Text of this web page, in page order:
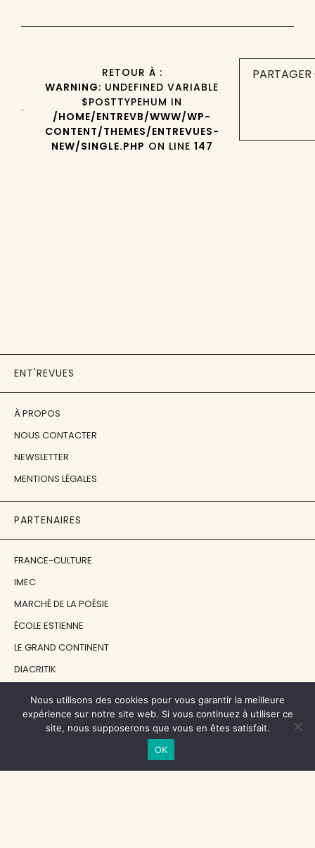
RETOUR À :
WARNING: UNDEFINED VARIABLE
$POSTTYPEHUM IN
/HOME/ENTREVB/WWW/WP-
CONTENT/THEMES/ENTREVUES-
NEW/SINGLE.PHP ON LINE 147
ENT'REVUES
À PROPOS
NOUS CONTACTER
NEWSLETTER
MENTIONS LÉGALES
PARTENAIRES
FRANCE-CULTURE
IMEC
MARCHÉ DE LA POÉSIE
ÉCOLE ESTIENNE
LE GRAND CONTINENT
DIACRITIK
NOS SOUTIENS
CENTRE NATIONAL DU LIVRE
Nous utilisons des cookies pour vous garantir la meilleure
expérience sur notre site web. Si vous continuez à utiliser ce
site, nous supposerons que vous en êtes satisfait.
OK